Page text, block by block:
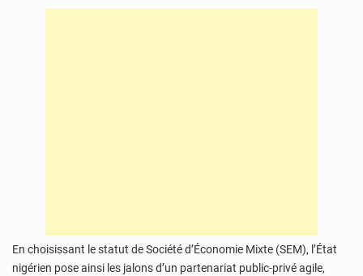
En choisissant le statut de Société d’Économie Mixte (SEM), l’État
nigérien pose ainsi les jalons d’un partenariat public-privé agile,